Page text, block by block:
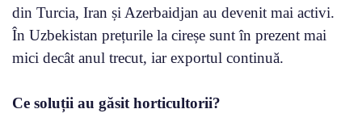
din Turcia, Iran și Azerbaidjan au devenit mai activi.
În Uzbekistan prețurile la cireșe sunt în prezent mai
mici decât anul trecut, iar exportul continuă.
Ce soluții au găsit horticultorii?